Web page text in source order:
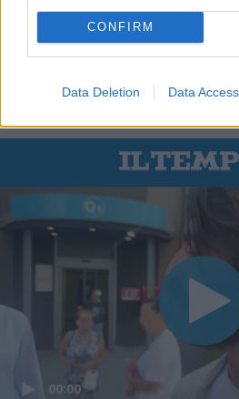
CONFIRM
Data Deletion Data Access
00:00